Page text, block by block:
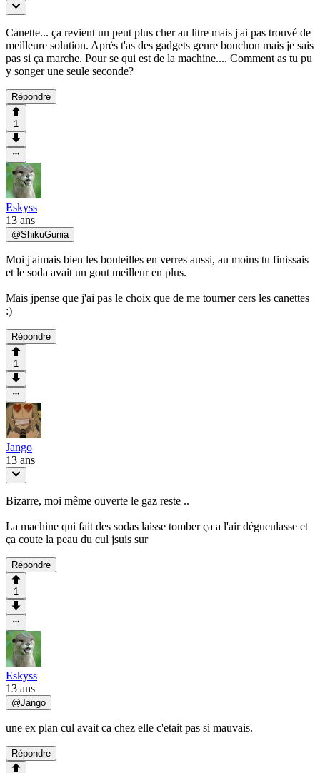
Canette... ça revient un peut plus cher au litre mais j'ai pas trouvé de
meilleure solution. Après t'as des gadgets genre bouchon mais je sais
pas si ça marche. Pour se qui est de la machine.... Comment as tu pu
y songer une seule seconde?
Répondre
1
Eskyss
13 ans
@ShikuGunia
Moi j'aimais bien les bouteilles en verres aussi, au moins tu finissais
et le soda avait un gout meilleur en plus.
Mais jpense que j'ai pas le choix que de me tourner cers les canettes
:)
Répondre
1
Jango
13 ans
Bizarre, moi même ouverte le gaz reste ..
La machine qui fait des sodas laisse tomber ça a l'air dégueulasse et
ça coute la peau du cul jsuis sur
Répondre
1
Eskyss
13 ans
@Jango
une ex plan cul avait ca chez elle c'etait pas si mauvais.
Répondre